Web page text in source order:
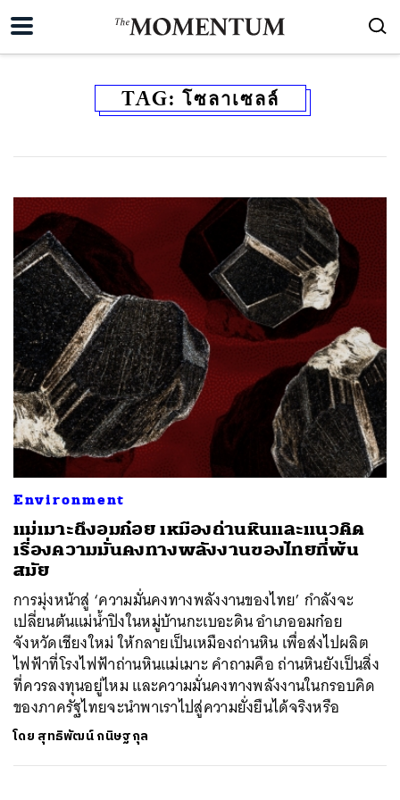
TAG: โซลาเซลล์
Environment
แม่เมาะถึงอมก๋อย เหมืองถ่านหินและแนวคิด
เรื่องความมั่นคงทางพลังงานของไทยที่พ้น
สมัย
การมุ่งหน้าสู่ ‘ความมั่นคงทางพลังงานของไทย’ กำลังจะ
เปลี่ยนต้นแม่น้ำปิงในหมู่บ้านกะเบอะดิน อำเภออมก๋อย
จังหวัดเชียงใหม่ ให้กลายเป็นเหมืองถ่านหิน เพื่อส่งไปผลิต
ไฟฟ้าที่โรงไฟฟ้าถ่านหินแม่เมาะ คำถามคือ ถ่านหินยังเป็นสิ่ง
ที่ควรลงทุนอยู่ไหม และความมั่นคงทางพลังงานในกรอบคิด
ของภาครัฐไทยจะนำพาเราไปสู่ความยั่งยืนได้จริงหรือ
โดย สุทธิพัฒน์ กนิษฐกุล
SHARE